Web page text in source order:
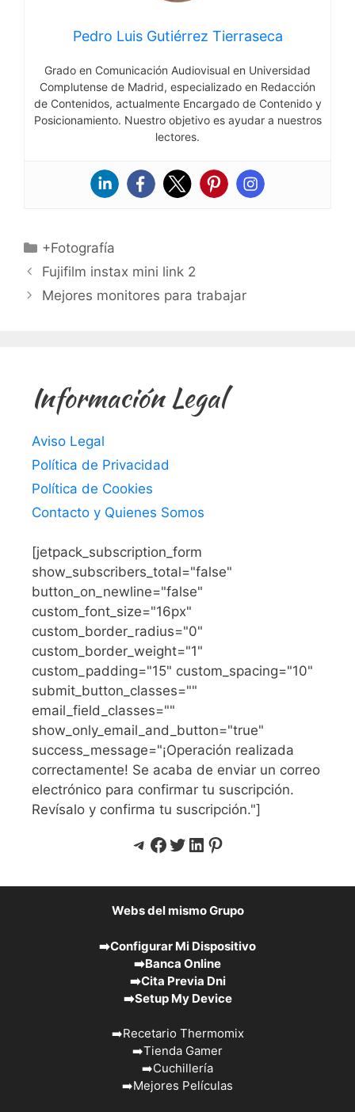
Pedro Luis Gutiérrez Tierraseca
Grado en Comunicación Audiovisual en Universidad
Complutense de Madrid, especializado en Redacción
de Contenidos, actualmente Encargado de Contenido y
Posicionamiento. Nuestro objetivo es ayudar a nuestros
lectores.
Categorías
+Fotografía
Fujifilm instax mini link 2
Mejores monitores para trabajar
Información Legal
Aviso Legal
Política de Privacidad
Política de Cookies
Contacto y Quienes Somos
[jetpack_subscription_form
show_subscribers_total="false"
button_on_newline="false"
custom_font_size="16px"
custom_border_radius="0"
custom_border_weight="1"
custom_padding="15" custom_spacing="10"
submit_button_classes=""
email_field_classes=""
show_only_email_and_button="true"
success_message="¡Operación realizada
correctamente! Se acaba de enviar un correo
electrónico para confirmar tu suscripción.
Revísalo y confirma tu suscripción."]
Telegram
Facebook
Twitter
LinkedIn
Pinterest
Webs del mismo Grupo
➡️Configurar Mi Dispositivo
➡️Banca Online
➡️Cita Previa Dni
➡️Setup My Device
➡️Recetario Thermomix
➡️Tienda Gamer
➡️Cuchillería
➡️Mejores Películas